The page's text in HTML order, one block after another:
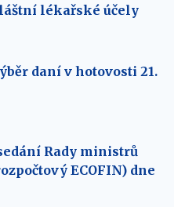
lékařské účely
daní v hotovosti 21.
Rady ministrů
ECOFIN) dne